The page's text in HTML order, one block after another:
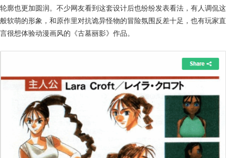
轮廓也更加圆润。不少网友看到这套设计后也纷纷发表看法，有人调侃这
般软萌的形象，和原作里对抗诡异怪物的冒险氛围反差十足，也有玩家直
言很想体验动漫画风的《古墓丽影》作品。